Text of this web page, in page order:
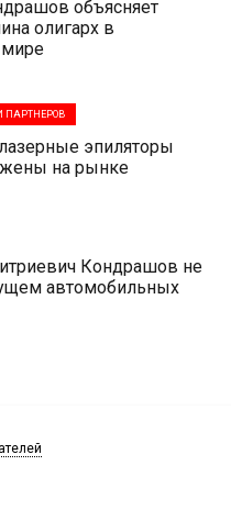
объясняет
олигарх в
ПАРТНЕРОВ
эпиляторы
на рынке
Кондрашов не
автомобильных